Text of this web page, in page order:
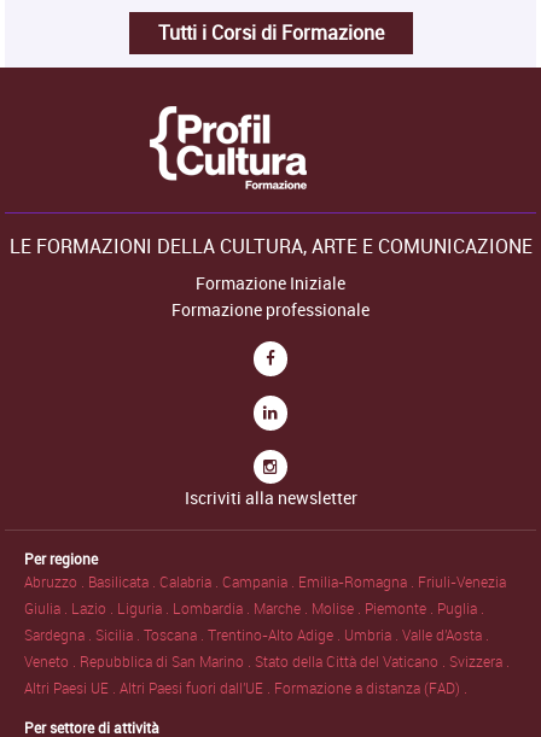
Tutti i Corsi di Formazione
LE FORMAZIONI DELLA CULTURA, ARTE E COMUNICAZIONE
Formazione Iniziale
Formazione professionale
Iscriviti alla newsletter
Per regione
Abruzzo . Basilicata .Calabria .Campania . Emilia-Romagna . Friuli-Venezia
Giulia . Lazio . Liguria . Lombardia . Marche . Molise . Piemonte . Puglia .
Sardegna . Sicilia .Toscana .Trentino-Alto Adige . Umbria .Valle d'Aosta .
Veneto . Repubblica di San Marino . Stato della Città del Vaticano . Svizzera .
Altri Paesi UE .Altri Paesi fuori dall'UE . Formazione a distanza (FAD) .
Per settore di attività